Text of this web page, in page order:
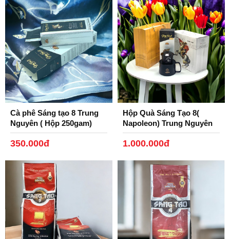
Cà phê Sáng tạo 8 Trung
Nguyên ( Hộp 250gam)
350.000đ
Hộp Quà Sáng Tạo 8(
Napoleon) Trung Nguyên
1.000.000đ